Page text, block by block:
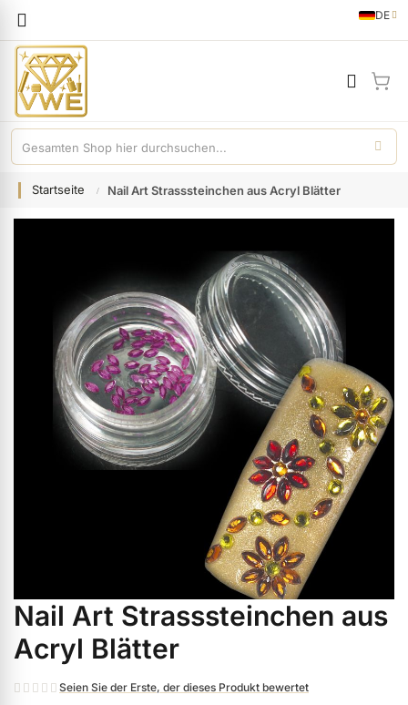
Sprache
DE
German
Weihnachtsmarkt anzeigen
Gel Polish anzeigen
Acryl anzeigen
Startseite Nail Art Strasssteinchen aus Acryl Blätter
Bildgalerie
springen
Zum
Anfang
der
Nail Art Strasssteinchen aus
Acryl Blätter
Seien Sie der Erste, der dieses Produkt bewertet